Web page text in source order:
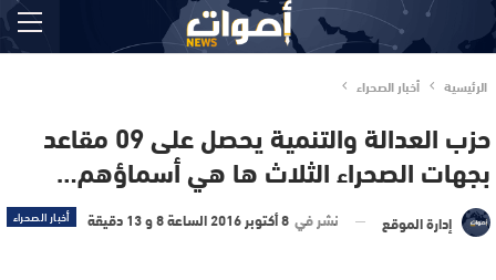
الرئيسية أخبار الصحراء
حزب العدالة والتنمية يحصل على 09 مقاعد
بجهات الصحراء الثلاث ها هي أسماؤهم…
أخبار الصحراء إدارة الموقع نشر في 8 أكتوبر 2016 الساعة 8 و 13 دقيقة